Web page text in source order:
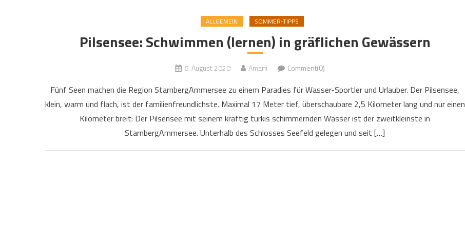
ALLGEMEIN SOMMER-TIPPS
Pilsensee: Schwimmen (lernen) in gräflichen Gewässern
6. August 2020 Amani Comment(0)
Fünf Seen machen die Region StarnbergAmmersee zu einem Paradies für Wasser-Sportler und Urlauber. Der Pilsensee,
klein, warm und flach, ist der familienfreundlichste. Maximal 17 Meter tief, überschaubare 2,5 Kilometer lang und nur einen
Kilometer breit: Der Pilsensee mit seinem kräftig türkis schimmernden Wasser ist der zweitkleinste in
StarnbergAmmersee. Unterhalb des Schlosses Seefeld gelegen und seit […]